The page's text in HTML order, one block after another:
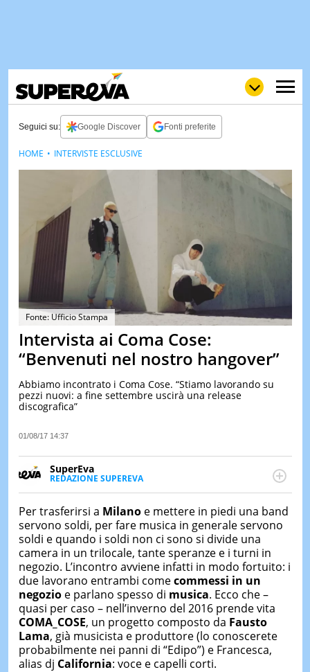
LOL
GULPLOVENEWS
STORIE
QUIZ
&
TEST
LE
DI
IERI
Seguici su: Google Discover Fonti preferite
Fonte: Ufficio Stampa
Intervista ai Coma Cose:
“Benvenuti nel nostro hangover”
Abbiamo incontrato i Coma Cose. “Stiamo lavorando su
pezzi nuovi: a fine settembre uscirà una release
discografica”
01/08/17 14:37
SuperEva
REDAZIONE SUPEREVA
SuperEva è il magazine di Italiaonline dedicato a
Pensato per tutti ma soprattutto per la GenZ, molto
“social” e sempre in cerca di notizie originali. Dalle
tendenze del momento ai fatti più strani alle
scoperte più divertenti: mille storie da scoprire ogni
giorno”
HOME INTERVISTE ESCLUSIVE
Per trasferirsi a Milanoe mettere in piedi una band
servono soldi, per fare musica in generale servono
soldi e quando i soldi non ci sono si divide una
camera in un trilocale, tante speranze e i turni in
negozio. L’incontro avviene infatti in modo fortuito: i
due lavorano entrambi comecommessi in un
negozioe parlano spesso di musica. Ecco che –
quasi per caso – nell’inverno del 2016 prende vita
COMA_COSE, un progetto composto da Fausto
Lama, già musicista e produttore (lo conoscerete
probabilmente nei panni di “Edipo”) e Francesca,
alias dj California: voce e capelli corti.